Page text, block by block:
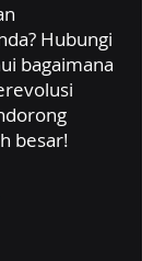
Hubungi
bagaimana
besar!